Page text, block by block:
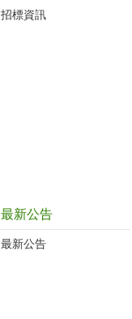
招標資訊
最新公告
最新公告